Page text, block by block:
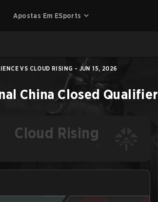
Apostas Em ESports
VS CLOUD RISING - JUN 15, 2026
China Closed Qualifier
Cloud Rising
-